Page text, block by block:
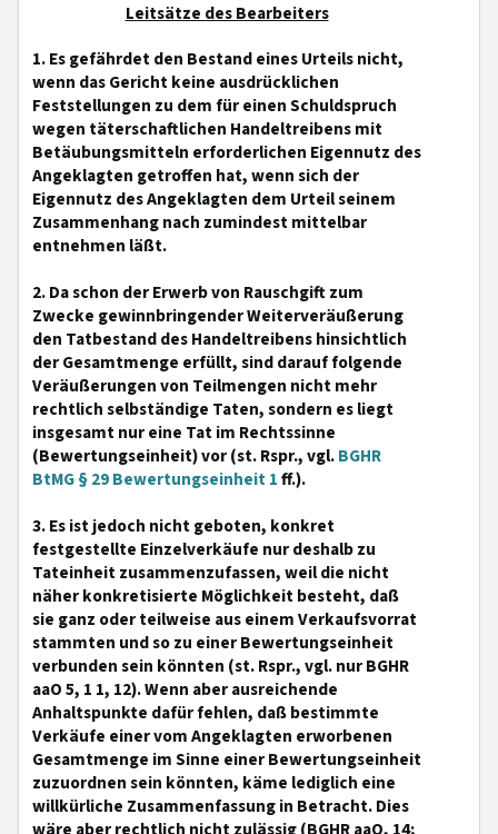
Leitsätze des Bearbeiters
1. Es gefährdet den Bestand eines Urteils nicht,
wenn das Gericht keine ausdrücklichen
Feststellungen zu dem für einen Schuldspruch
wegen täterschaftlichen Handeltreibens mit
Betäubungsmitteln erforderlichen Eigennutz des
Angeklagten getroffen hat, wenn sich der
Eigennutz des Angeklagten dem Urteil seinem
Zusammenhang nach zumindest mittelbar
entnehmen läßt.
2. Da schon der Erwerb von Rauschgift zum
Zwecke gewinnbringender Weiterveräußerung
den Tatbestand des Handeltreibens hinsichtlich
der Gesamtmenge erfüllt, sind darauf folgende
Veräußerungen von Teilmengen nicht mehr
rechtlich selbständige Taten, sondern es liegt
insgesamt nur eine Tat im Rechtssinne
(Bewertungseinheit) vor (st. Rspr., vgl.BGHR
BtMG § 29 Bewertungseinheit 1ff.).
3. Es ist jedoch nicht geboten, konkret
festgestellte Einzelverkäufe nur deshalb zu
Tateinheit zusammenzufassen, weil die nicht
näher konkretisierte Möglichkeit besteht, daß
sie ganz oder teilweise aus einem Verkaufsvorrat
stammten und so zu einer Bewertungseinheit
verbunden sein könnten (st. Rspr., vgl. nur BGHR
aaO 5, 1 1, 12). Wenn aber ausreichende
Anhaltspunkte dafür fehlen, daß bestimmte
Verkäufe einer vom Angeklagten erworbenen
Gesamtmenge im Sinne einer Bewertungseinheit
zuzuordnen sein könnten, käme lediglich eine
willkürliche Zusammenfassung in Betracht. Dies